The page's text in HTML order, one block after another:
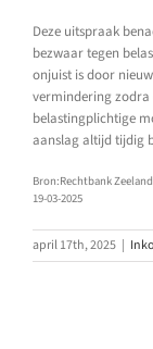
Deze uitspraak
bezwaar tegen
onjuist is door
vermindering zodra
belastingplichtige
aanslag altijd tijdig
Bron:Rechtbank
19-03-2025
april 17th, 2025 |